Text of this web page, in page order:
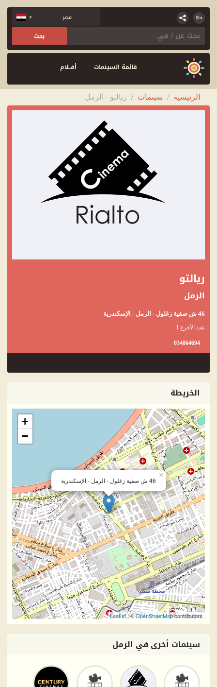
قائمة السينمات أفــلام
الرئيسية / سينمات / ريالتو - الرمل
ريالتو
الرمل
46 ش صفية زغلول - الرمل - الإسكندرية
عدد الأفرع 1
034864694
الخريطة
46 ش صفية زغلول - الرمل - الإسكندرية
×
+
−
Leaflet| ©OpenStreetMapcontributors
سينمات أخرى في الرمل